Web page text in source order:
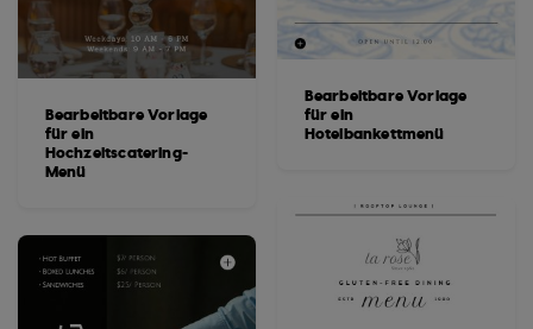
Bearbeitbare Vorlage
für ein
Hochzeitscatering-
Menü
Bearbeitbare Vorlage
für ein
Hotelbankettmenü